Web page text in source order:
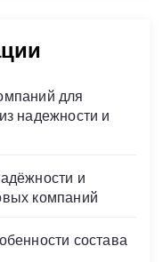
для
надежности и
и
компаний
состава